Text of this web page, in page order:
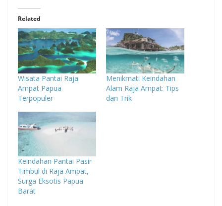
Related
Wisata Pantai Raja
Ampat Papua
Terpopuler
Menikmati Keindahan
Alam Raja Ampat: Tips
dan Trik
Keindahan Pantai Pasir
Timbul di Raja Ampat,
Surga Eksotis Papua
Barat